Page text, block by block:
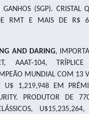
(SGP). CRISTAL
RMT E MAIS DE R$
AND DARING,
AAAT-104, TRÍPLICE
MUNDIAL COM 13
U$ 1,219,948 EM
PRODUTOR DE
U$15,235,264,